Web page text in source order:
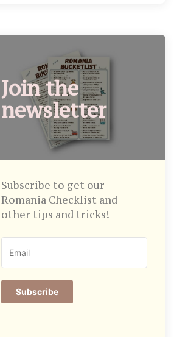
Join the
newsletter
Subscribe to get our
Romania Checklist and
other tips and tricks!
Subscribe